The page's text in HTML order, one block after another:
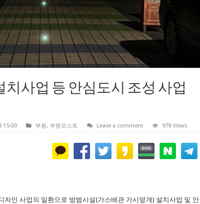
치사업 등 안심도시 조성 사업
15:00 부평, 부평포스트 Leave a comment 978 Views
자인 사업의 일환으로 방범시설(가스배관 가시덮개) 설치사업 및 안